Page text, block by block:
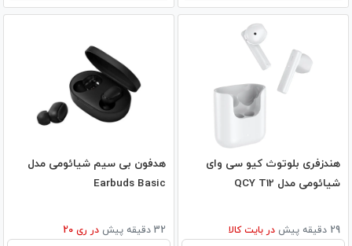
هندزفری بلوتوث کیو سی وای
شیائومی مدل QCY T12
29 دقیقه پیش در بایت کالا
هدفون بی‌ سیم شیائومی مدل
Earbuds Basic
32 دقیقه پیش در ری 20